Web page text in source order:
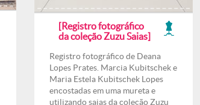
[Registro fotográfico
da coleção Zuzu Saias]
Registro fotográfico de Deana
Lopes Prates. Marcia Kubitschek e
Maria Estela Kubitschek Lopes
encostadas em uma mureta e
utilizando saias da coleção Zuzu